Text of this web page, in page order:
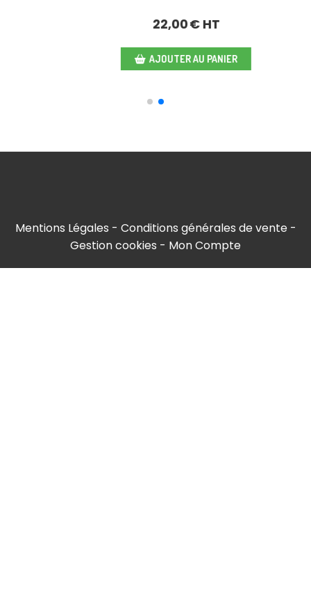
20,00€ HT
AJOUTER AU PANIER
Mentions Légales
Conditions générales de vente
Gestion cookies
Mon Compte